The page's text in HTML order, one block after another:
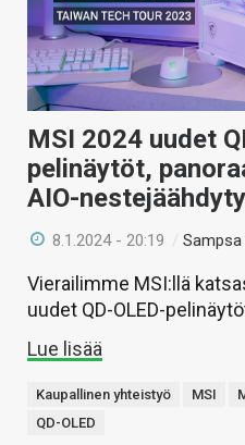
MSI 2024 uudet
pelinäytöt,
AIO-
8.1.2024 - 20:19 /Sampsa
Vierailimme MSI:llä
uudet QD-OLED-
Lue lisää
Kaupallinen yhteistyö MSI
QD-OLED